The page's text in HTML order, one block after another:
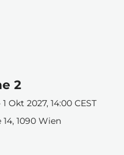
2
Okt 2027, 14:00 CEST
1090 Wien